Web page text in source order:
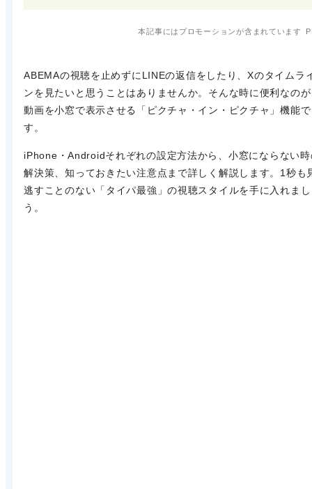
本記事にはプロモーションが含まれています
ABEMAの視聴を止めずにLINEの返信をしたり、Xのタイムラ
ンを見たいと思うことはありませんか。そんな時に便利なの
動画を小窓で表示させる「ピクチャ・イン・ピクチャ」機能で
す。
iPhone・Androidそれぞれの設定方法から、小窓にならない
解決策、知っておきたい注意点まで詳しく解説します。1秒も
逃すことのない「タイパ最強」の視聴スタイルを手に入れま
う。